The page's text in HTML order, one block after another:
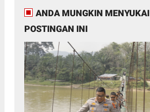
ANDA MUNGKIN MENYUKAI
POSTINGAN INI